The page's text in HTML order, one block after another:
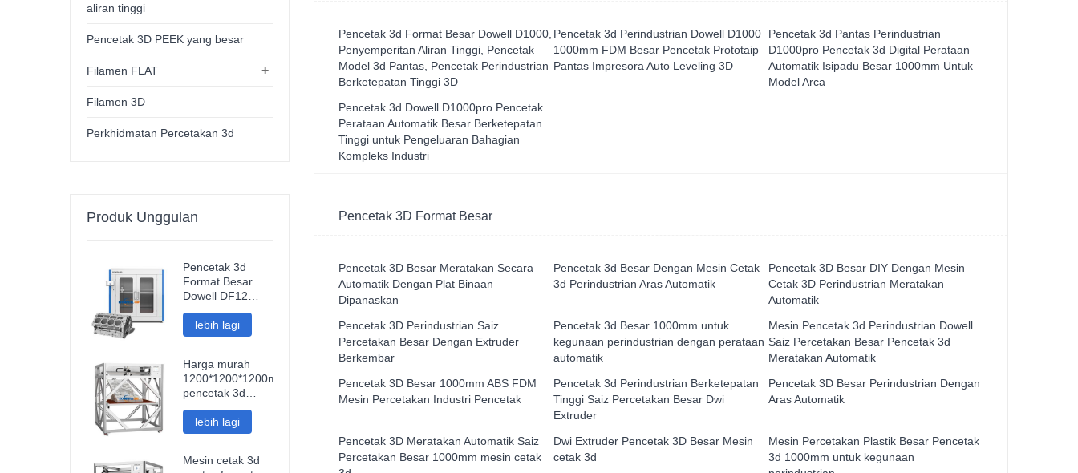
Pencetak 3d Format Besar Dowell D1000,
Penyemperitan Aliran Tinggi, Pencetak
Model 3d Pantas, Pencetak Perindustrian
Berketepatan Tinggi 3D
Pencetak 3d Perindustrian Dowell D1000
1000mm FDM Besar Pencetak Prototaip
Pantas Impresora Auto Leveling 3D
Pencetak 3d Pantas Perindustrian
D1000pro Pencetak 3d Digital Perataan
Automatik Isipadu Besar 1000mm Untuk
Model Arca
Pencetak 3d Dowell D1000pro Pencetak
Perataan Automatik Besar Berketepatan
Tinggi untuk Pengeluaran Bahagian
Kompleks Industri
Pencetak 3D Format Besar
Pencetak 3D Besar Meratakan Secara
Automatik Dengan Plat Binaan
Dipanaskan
Pencetak 3d Besar Dengan Mesin Cetak
3d Perindustrian Aras Automatik
Pencetak 3D Besar DIY Dengan Mesin
Cetak 3D Perindustrian Meratakan
Automatik
Pencetak 3D Perindustrian Saiz
Percetakan Besar Dengan Extruder
Berkembar
Pencetak 3d Besar 1000mm untuk
kegunaan perindustrian dengan perataan
automatik
Mesin Pencetak 3d Perindustrian Dowell
Saiz Percetakan Besar Pencetak 3d
Meratakan Automatik
Pencetak 3D Besar 1000mm ABS FDM
Mesin Percetakan Industri Pencetak
Pencetak 3d Perindustrian Berketepatan
Tinggi Saiz Percetakan Besar Dwi
Extruder
Pencetak 3D Besar Perindustrian Dengan
Aras Automatik
Pencetak 3D Meratakan Automatik Saiz
Percetakan Besar 1000mm mesin cetak
Dwi Extruder Pencetak 3D Besar Mesin
cetak 3d
Mesin Percetakan Plastik Besar Pencetak
3d 1000mm untuk kegunaan
aliran tinggi
Pencetak 3D PEEK yang besar
+
Filamen FLAT
Filamen 3D
Perkhidmatan Percetakan 3d
Produk Unggulan
Pencetak 3d
Format Besar
Dowell DF12
Baharu Mesin
Impresora 3d
Kepersisan
Model
Perindustrian
lebih lagi
Harga murah
1200*1200*1200mm
pencetak 3d
pintar fdm
berkelajuan tinggi
sambungan wifi
impresora pantas
lebih lagi
Mesin cetak 3d